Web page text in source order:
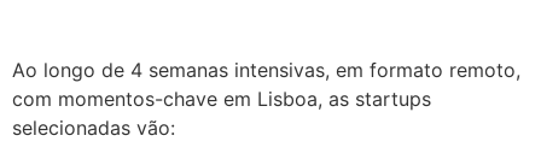
Ao longo de 4 semanas intensivas, em formato remoto,
com momentos-chave em Lisboa, as startups
selecionadas vão: